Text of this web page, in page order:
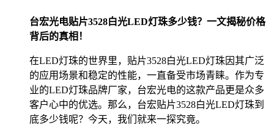
台宏光电贴片3528白光LED灯珠多少钱？一文揭秘价格
背后的真相！
在LED灯珠的世界里，贴片3528白光LED灯珠因其广泛
的应用场景和稳定的性能，一直备受市场青睐。作为专
业的LED灯珠品牌厂家，台宏光电的这款产品更是众多
客户心中的优选。那么，台宏贴片3528白光LED灯珠到
底多少钱呢？今天，我们就来一探究竟。